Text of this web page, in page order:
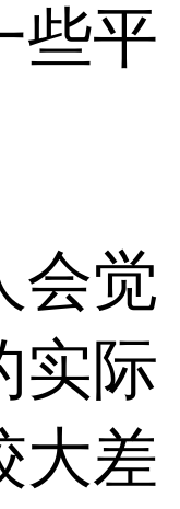
些平
会觉
实际
大差